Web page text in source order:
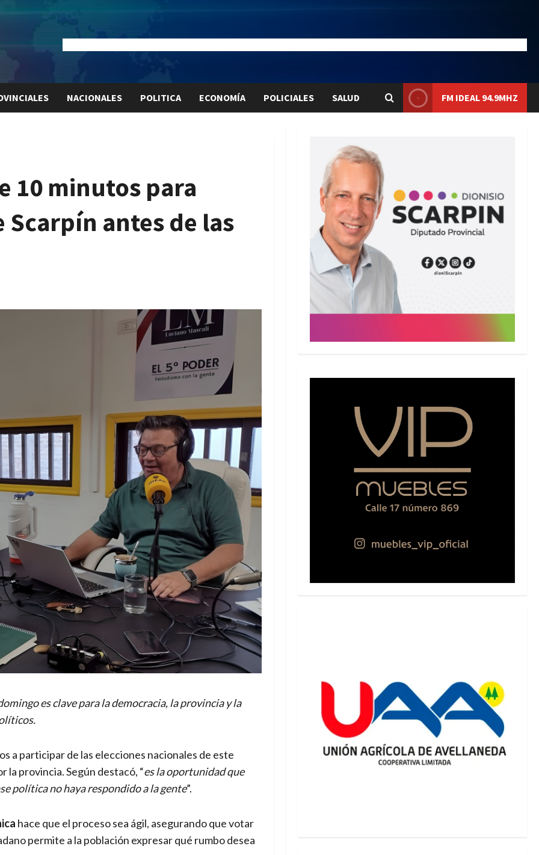
NACIONALES POLITICA ECONOMÍA POLICIALES SALUD FM IDEAL 94.9MHZ
10 minutos para
antes de las
es clave para la democracia, la provincia y la
a participar de las elecciones nacionales de este
la provincia. Según destacó, “es la oportunidad que
política no haya respondido a la gente”.
hace que el proceso sea ágil, asegurando que votar
permite a la población expresar qué rumbo desea